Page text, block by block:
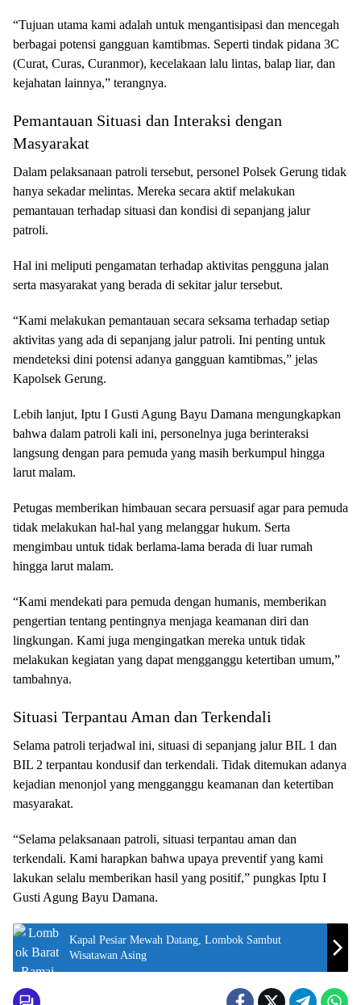
“Tujuan utama kami adalah untuk mengantisipasi dan mencegah
berbagai potensi gangguan kamtibmas. Seperti tindak pidana 3C
(Curat, Curas, Curanmor), kecelakaan lalu lintas, balap liar, dan
kejahatan lainnya,” terangnya.
Pemantauan Situasi dan Interaksi dengan
Masyarakat
Dalam pelaksanaan patroli tersebut, personel Polsek Gerung tidak
hanya sekadar melintas. Mereka secara aktif melakukan
pemantauan terhadap situasi dan kondisi di sepanjang jalur
patroli.
Hal ini meliputi pengamatan terhadap aktivitas pengguna jalan
serta masyarakat yang berada di sekitar jalur tersebut.
“Kami melakukan pemantauan secara seksama terhadap setiap
aktivitas yang ada di sepanjang jalur patroli. Ini penting untuk
mendeteksi dini potensi adanya gangguan kamtibmas,” jelas
Kapolsek Gerung.
Lebih lanjut, Iptu I Gusti Agung Bayu Damana mengungkapkan
bahwa dalam patroli kali ini, personelnya juga berinteraksi
langsung dengan para pemuda yang masih berkumpul hingga
larut malam.
Petugas memberikan himbauan secara persuasif agar para pemuda
tidak melakukan hal-hal yang melanggar hukum. Serta
mengimbau untuk tidak berlama-lama berada di luar rumah
hingga larut malam.
“Kami mendekati para pemuda dengan humanis, memberikan
pengertian tentang pentingnya menjaga keamanan diri dan
lingkungan. Kami juga mengingatkan mereka untuk tidak
melakukan kegiatan yang dapat mengganggu ketertiban umum,”
tambahnya.
Situasi Terpantau Aman dan Terkendali
Selama patroli terjadwal ini, situasi di sepanjang jalur BIL 1 dan
BIL 2 terpantau kondusif dan terkendali. Tidak ditemukan adanya
kejadian menonjol yang mengganggu keamanan dan ketertiban
masyarakat.
“Selama pelaksanaan patroli, situasi terpantau aman dan
terkendali. Kami harapkan bahwa upaya preventif yang kami
lakukan selalu memberikan hasil yang positif,” pungkas Iptu I
Gusti Agung Bayu Damana.
Kapal Pesiar Mewah Datang, Lombok Sambut
Wisatawan Asing